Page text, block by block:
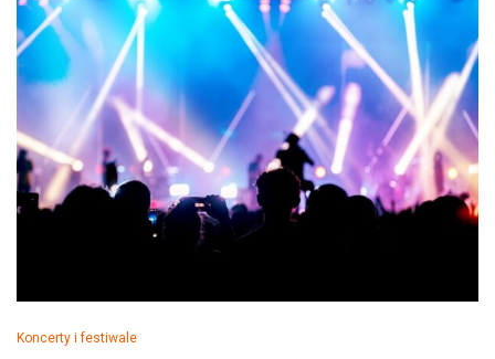
Koncerty i festiwale